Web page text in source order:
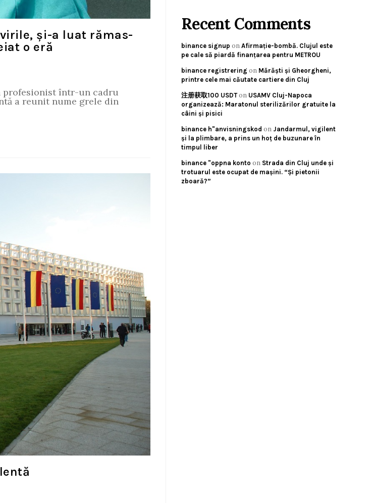
și-a luat rămas-
o eră
profesionist într-un cadru
a reunit nume grele din
Recent Comments
binance signup on Afirmație-bombă. Clujul este
pe cale să piardă finanțarea pentru METROU
binance registrering on Mărăști și Gheorgheni,
printre cele mai căutate cartiere din Cluj
注册获取100 USDTon USAMV Cluj-Napoca
organizează: Maratonul sterilizărilor gratuite la
câini și pisici
binance h"anvisningskod on Jandarmul, vigilent
și la plimbare, a prins un hoț de buzunare în
timpul liber
binance "oppna konto on Strada din Cluj unde și
trotuarul este ocupat de mașini. “Și pietonii
zboară?”